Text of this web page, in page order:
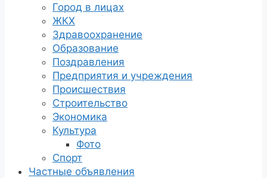
Город в лицах
ЖКХ
Здравоохранение
Образование
Поздравления
Предприятия и учреждения
Происшествия
Строительство
Экономика
Культура
Фото
Спорт
Частные объявления